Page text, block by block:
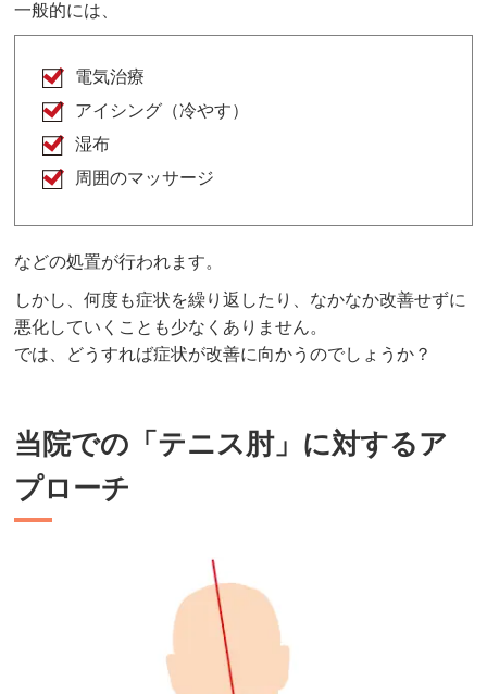
一般的には、
電気治療
アイシング（冷やす）
湿布
周囲のマッサージ
などの処置が行われます。
しかし、何度も症状を繰り返したり、なかなか改善せずに
悪化していくことも少なくありません。
では、どうすれば症状が改善に向かうのでしょうか？
当院での「テニス肘」に対するア
プローチ